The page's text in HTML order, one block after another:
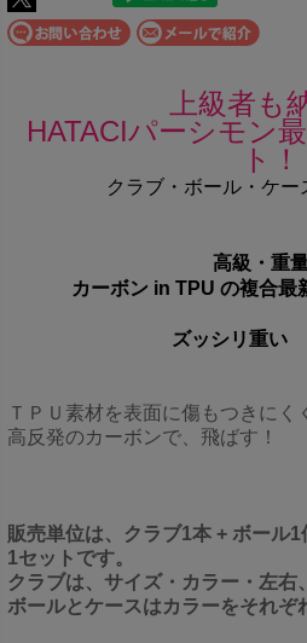
上級者も
HATACIパーシモン
ト！
クラブ・ボール・ケー
高級・重
カーボン in TPU の複合最
ズッシリ重い
ＴＰＵ素材を表面に傷もつきにく
高反発のカーボンで、飛ばす！
販売単位は、クラブ1本 + ボール1
1セットです。
クラブは、サイズ・カラー・左右、
ボールとケースはカラーをそれぞ